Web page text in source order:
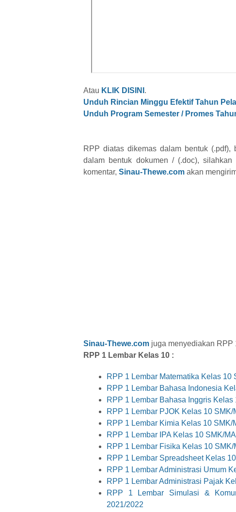
Atau KLIK DISINI .
Unduh Rincian Minggu Efektif Tahun
Unduh Program Semester / Promes
RPP diatas dikemas dalam bentuk
dalam bentuk dokumen / (.doc),
komentar, Sinau-Thewe.com akan
Sinau-Thewe.com juga menyediakan RPP
RPP 1 Lembar Kelas 10 :
RPP 1 Lembar Matematika Kelas 10
RPP 1 Lembar Bahasa Indonesia
RPP 1 Lembar Bahasa Inggris
RPP 1 Lembar PJOK Kelas 10
RPP 1 Lembar Kimia Kelas 10 SMK/
RPP 1 Lembar IPA Kelas 10 SMK/
RPP 1 Lembar Fisika Kelas 10
RPP 1 Lembar Spreadsheet Kelas
RPP 1 Lembar Administrasi Umum
RPP 1 Lembar Administrasi Pajak
RPP 1 Lembar Simulasi &
2021/2022